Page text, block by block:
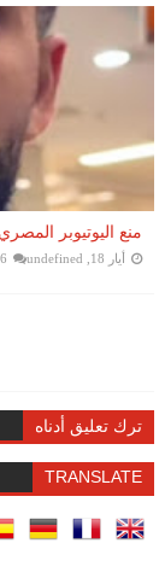
منع اليوتيوبر
أيار 18, 2026 undefined
ترك تعليق أدناه
TRANSLATE